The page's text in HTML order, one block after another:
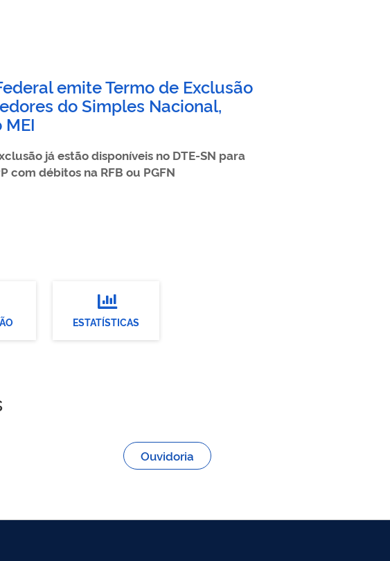
emite Termo de Exclusão
do Simples Nacional,
já estão disponíveis no DTE-SN para
com débitos na RFB ou PGFN

ESTATÍSTICAS
Ouvidoria